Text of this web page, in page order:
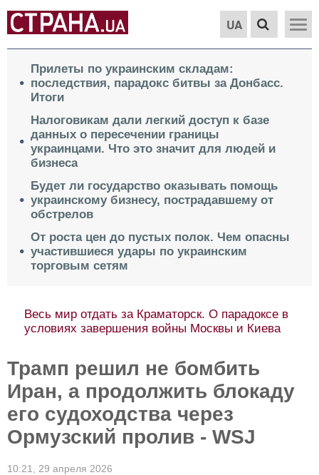
UA
Прилеты по украинским складам:
последствия, парадокс битвы за Донбасс.
Итоги
Налоговикам дали легкий доступ к базе
данных о пересечении границы
украинцами. Что это значит для людей и
бизнеса
Будет ли государство оказывать помощь
украинскому бизнесу, пострадавшему от
обстрелов
От роста цен до пустых полок. Чем опасны
участившиеся удары по украинским
торговым сетям
Весь мир отдать за Краматорск. О парадоксе в
условиях завершения войны Москвы и Киева
Трамп решил не бомбить
Иран, а продолжить блокаду
его судоходства через
Ормузский пролив - WSJ
10:21, 29 апреля 2026